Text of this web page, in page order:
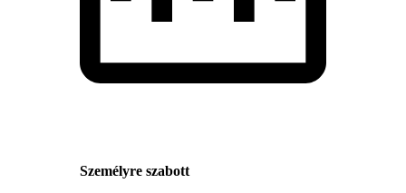
Személyre szabott